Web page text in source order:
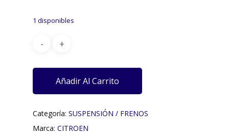
1 disponibles
Añadir Al Carrito
Categoría: SUSPENSIÓN / FRENOS
Marca: CITROEN